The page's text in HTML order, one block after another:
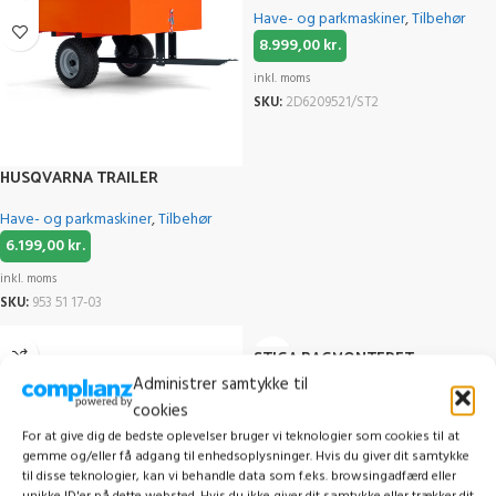
Administrer samtykke til
cookies
For at give dig de bedste oplevelser bruger vi teknologier som cookies til at
gemme og/eller få adgang til enhedsoplysninger. Hvis du giver dit samtykke
til disse teknologier, kan vi behandle data som f.eks. browsingadfærd eller
HUSQVARNA TRAILER
Have- og parkmaskiner,Tilbehør
6.199,00kr.
inkl. moms
SKU: 953 51 17-03
Have- og parkmaskiner,Tilbehør
8.999,00kr.
inkl. moms
SKU: 2D6209521/ST2
STIGA BAGMONTERET
REDSKABSLØFT, ELEKTRISK
Tilbehør
9.869,00kr.
inkl. moms